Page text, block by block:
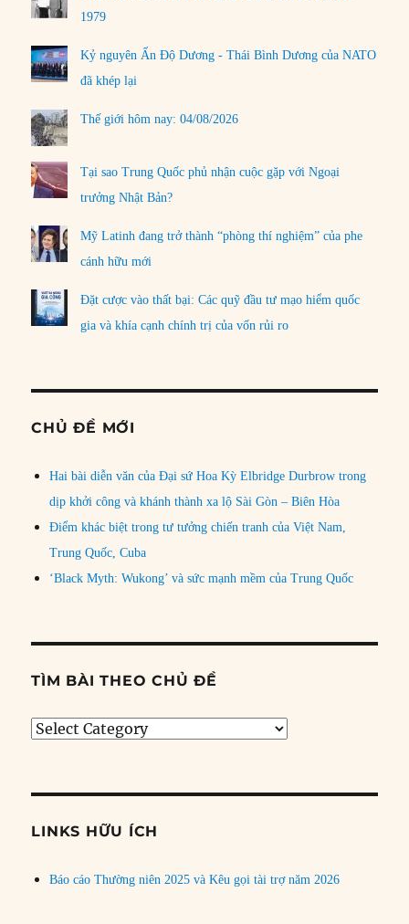
1979
Kỷ nguyên Ấn Độ Dương - Thái Bình Dương của NATO
đã khép lại
Thế giới hôm nay: 04/08/2026
Tại sao Trung Quốc phủ nhận cuộc gặp với Ngoại
trưởng Nhật Bản?
Mỹ Latinh đang trở thành “phòng thí nghiệm” của phe
cánh hữu mới
Đặt cược vào thất bại: Các quỹ đầu tư mạo hiểm quốc
gia và khía cạnh chính trị của vốn rủi ro
CHỦ ĐỀ MỚI
Hai bài diễn văn của Đại sứ Hoa Kỳ Elbridge Durbrow trong
dịp khởi công và khánh thành xa lộ Sài Gòn – Biên Hòa
Điểm khác biệt trong tư tưởng chiến tranh của Việt Nam,
Trung Quốc, Cuba
‘Black Myth: Wukong’ và sức mạnh mềm của Trung Quốc
TÌM BÀI THEO CHỦ ĐỀ
Tìm
đề
LINKS HỮU ÍCH
Báo cáo Thường niên 2025 và Kêu gọi tài trợ năm 2026